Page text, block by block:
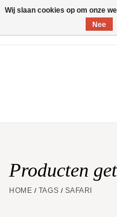
Huwelijk
Producten
HOME / TAGS / SAFARI
Wij slaan cookies op om onze
Nee